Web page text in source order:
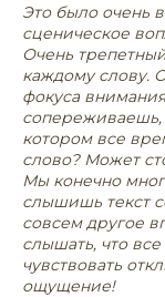
Это было очень
сценическое
Очень
каждому слову.
фокуса
сопереживаешь,
котором все
слово? Может
Мы конечно
слышишь текст
совсем другое
слышать, что
чувствовать
ощущение!